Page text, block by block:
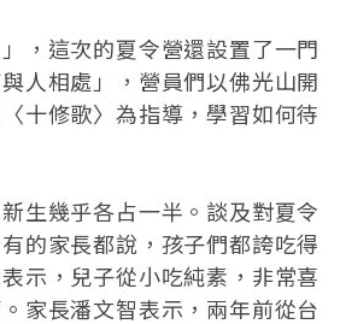
，這次的夏令營還設置了一門
人相處」，營員們以佛光山開
十修歌〉為指導，學習如何待
生幾乎各占一半。談及對夏令
的家長都說，孩子們都誇吃得
示，兒子從小吃純素，非常喜
家長潘文智表示，兩年前從台